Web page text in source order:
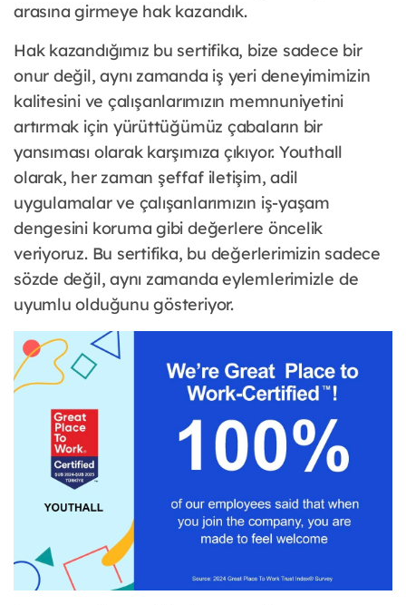
arasına girmeye hak kazandık.
Hak kazandığımız bu sertifika, bize sadece bir
onur değil, aynı zamanda iş yeri deneyimimizin
kalitesini ve çalışanlarımızın memnuniyetini
artırmak için yürüttüğümüz çabaların bir
yansıması olarak karşımıza çıkıyor. Youthall
olarak, her zaman şeffaf iletişim, adil
uygulamalar ve çalışanlarımızın iş-yaşam
dengesini koruma gibi değerlere öncelik
veriyoruz. Bu sertifika, bu değerlerimizin sadece
sözde değil, aynı zamanda eylemlerimizle de
uyumlu olduğunu gösteriyor.